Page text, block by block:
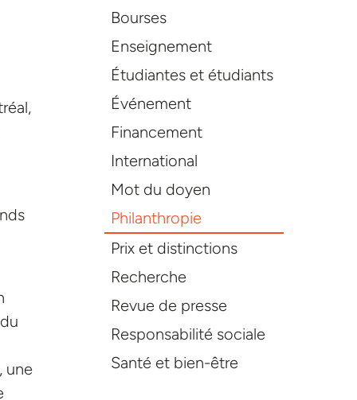
une
Bourses
Enseignement
Étudiantes et étudiants
Événement
Financement
International
Mot du doyen
Philanthropie
Prix et distinctions
Recherche
Revue de presse
Responsabilité sociale
Santé et bien-être